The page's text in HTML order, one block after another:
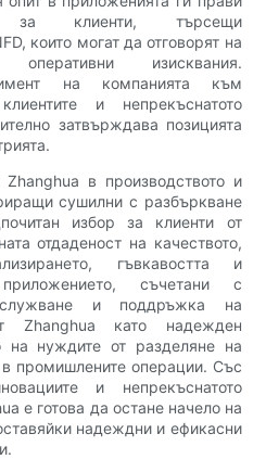
за клиенти, търсещи
които могат да отговорят на
изисквания.
на компанията към
и непрекъснатото
затвърждава позицията
в производството и
сушилни с разбъркване
избор за клиенти от
отдаденост на качеството,
гъвкавостта и
съчетани с
и поддръжка на
Zhanghua като надежден
на нуждите от разделяне на
промишлените операции. Със
и непрекъснатото
е готова да остане начело на
надеждни и ефикасни